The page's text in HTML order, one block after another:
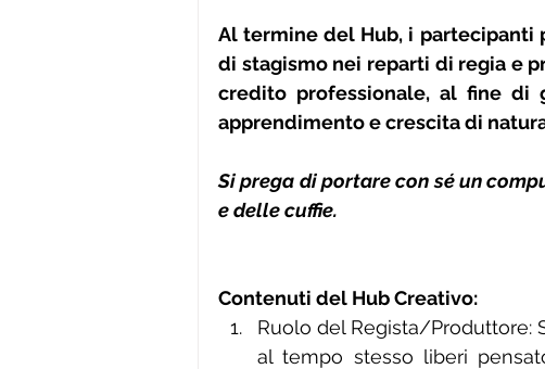
Al termine del Hub, i partecipanti
di stagismo nei reparti di regia e
credito professionale, al fine di
apprendimento e crescita di
Si prega di portare con sé un
e delle cuffie.
Contenuti del Hub Creativo:
Ruolo del Regista/Produttore:
al tempo stesso liberi